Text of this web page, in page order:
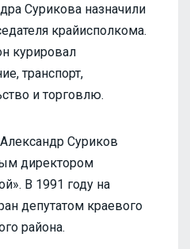
Сурикова назначили
крайисполкома.
курировал
транспорт,
и торговлю.
Суриков
директором
В 1991 году на
депутатом краевого
района.